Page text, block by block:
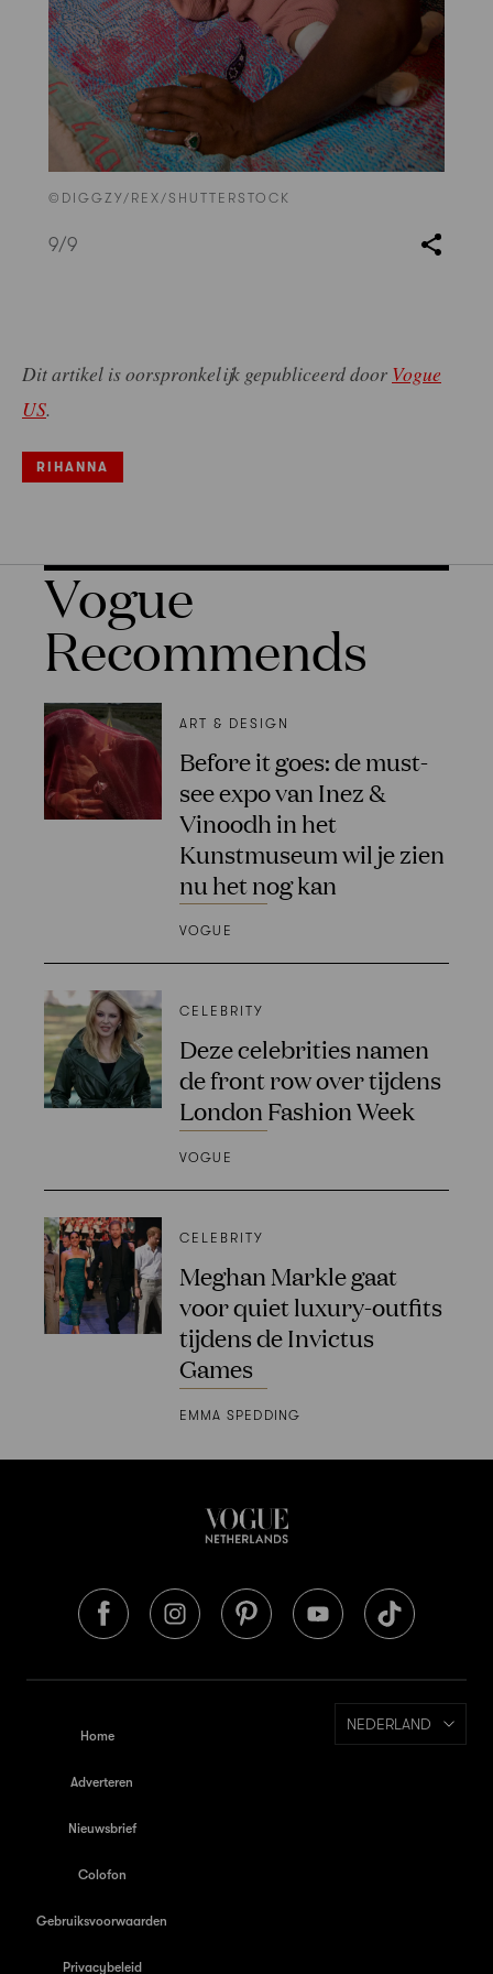
©DIGGZY/REX/SHUTTERSTOCK
9/9
Dit artikel is oorspronkelijk gepubliceerd door Vogue
US.
RIHANNA
Vogue
Recommends
ART & DESIGN
Before it goes: de must-
see expo van Inez &
Vinoodh in het
Kunstmuseum wil je zien
nu het nog kan
VOGUE
CELEBRITY
Deze celebrities namen
de front row over tijdens
London Fashion Week
VOGUE
CELEBRITY
Meghan Markle gaat
voor quiet luxury-outfits
tijdens de Invictus
Games
EMMA SPEDDING
Home
Adverteren
Nieuwsbrief
Colofon
Gebruiksvoorwaarden
Privacybeleid
NEDERLAND